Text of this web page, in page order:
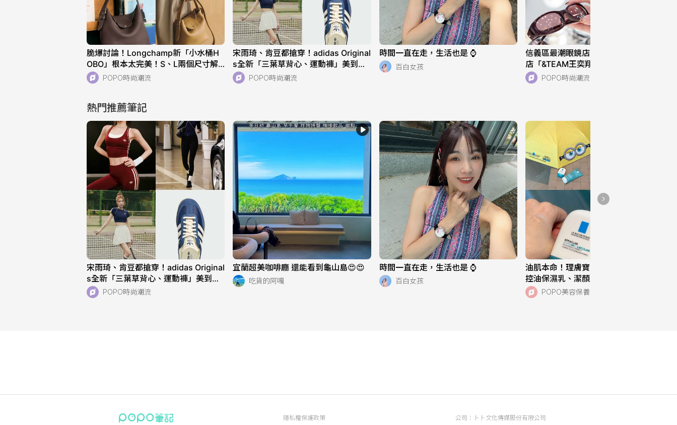
脆爆討論！Longchamp新「小水桶H
OBO」根本太完美！S、L兩個尺寸解
析！快衝店上試揹！
POPO時尚潮流
宋雨琦、肯豆都搶穿！adidas Original
s全新「三葉草背心、運動褲」美到想
天天穿！直接當日常穿也超適合！
POPO時尚潮流
時間一直在走，生活也是 ⌚️
百白女孩
信義區最潮眼鏡店！KlassiC.全新旗艦
店「&TEAM王奕翔、Jennie」韓星最
愛款這裡都有！
POPO時尚潮流
熱門推薦筆記
宋雨琦、肯豆都搶穿！adidas Original
s全新「三葉草背心、運動褲」美到想
天天穿！直接當日常穿也超適合！
POPO時尚潮流
宜蘭超美咖啡廳 還能看到龜山島😍😍
吃貨的阿嘎
時間一直在走，生活也是 ⌚️
百白女孩
油肌本命！理膚寶水「超分子毛孔緊緻
控油保濕乳、潔顏凝膠」打擊夏日油痘
危機，跨界聯名《小小兵與大怪獸》超
萌周邊快來收藏！
POPO美容保養
隱私權保護政策
公司：卜卜文化傳媒股份有限公司